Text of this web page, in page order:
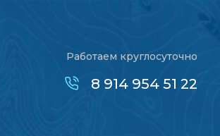
Работаем круглосуточно
8 914 954 51 22